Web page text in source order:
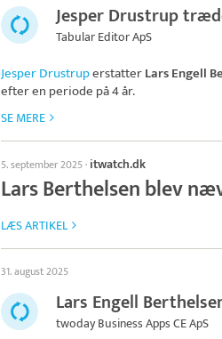
Jesper Drustrup
Tabular Editor ApS
Jesper DrustruperstatterLars Engell
efter en periode på 4 år.
SE MERE
5. september 2025· itwatch.dk
Lars Berthelsen blev
LÆS ARTIKEL
31. august 2025
Lars Engell
twoday Business Apps CE ApS